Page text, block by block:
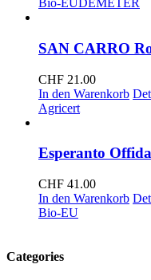
Bio-EUDEMETER
SAN CARRO
CHF 21.00
In den Warenkorb
Agricert
Esperanto
CHF 41.00
In den Warenkorb
Bio-EU
Categories